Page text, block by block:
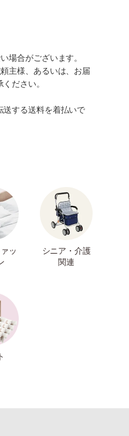
場合がございます。
主様、あるいは、お届
ださい。
送する送料を着払いで
ッ
シニア・介護
関連